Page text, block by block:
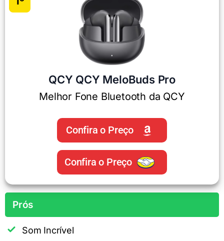
QCY QCY MeloBuds Pro
Melhor Fone Bluetooth da QCY
Confira o Preço
Confira o Preço
Prós
Som Incrível